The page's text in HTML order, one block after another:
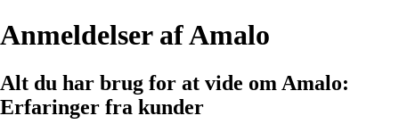
Anmeldelser af Amalo
Alt du har brug for at vide om Amalo:
Erfaringer fra kunder